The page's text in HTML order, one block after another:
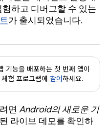
하고 디버그할 수 있는
가 출시되었습니다.
기능을 배포하는 첫 번째 앱이
험 프로그램에 참여하세요.
면 Android의 새로운 기
라이브 데모를 확인하